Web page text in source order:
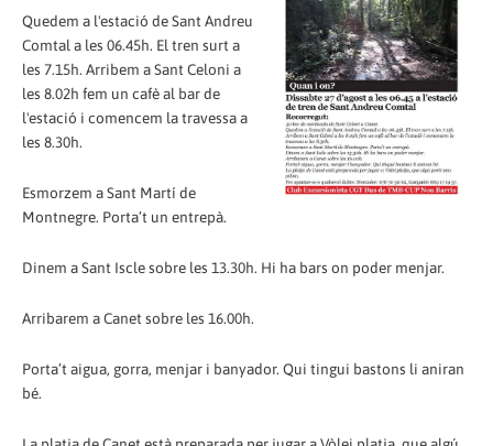
Quedem a l'estació de Sant Andreu
Comtal a les 06.45h. El tren surt a
les 7.15h. Arribem a Sant Celoni a
les 8.02h fem un cafè al bar de
l'estació i comencem la travessa a
les 8.30h.
Esmorzem a Sant Martí de
Montnegre. Porta’t un entrepà.
Dinem a Sant Iscle sobre les 13.30h. Hi ha bars on poder menjar.
Arribarem a Canet sobre les 16.00h.
Porta’t aigua, gorra, menjar i banyador. Qui tingui bastons li aniran
bé.